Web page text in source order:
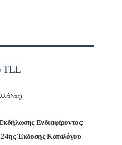
ΤΕΕ
Ενδιαφέροντος:
Έκδοσης Καταλόγου